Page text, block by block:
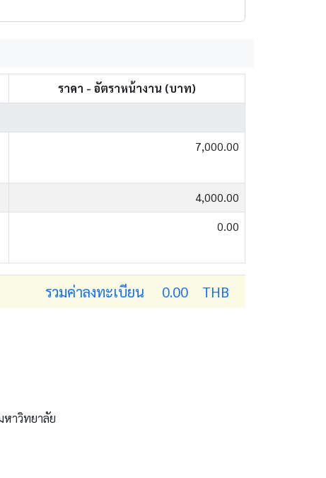
ราคา - อัตราหน้างาน (บาท)
7,000.00
4,000.00
0.00
รวมค่าลงทะเบียน 0.00 THB
หาวิทยาลัย